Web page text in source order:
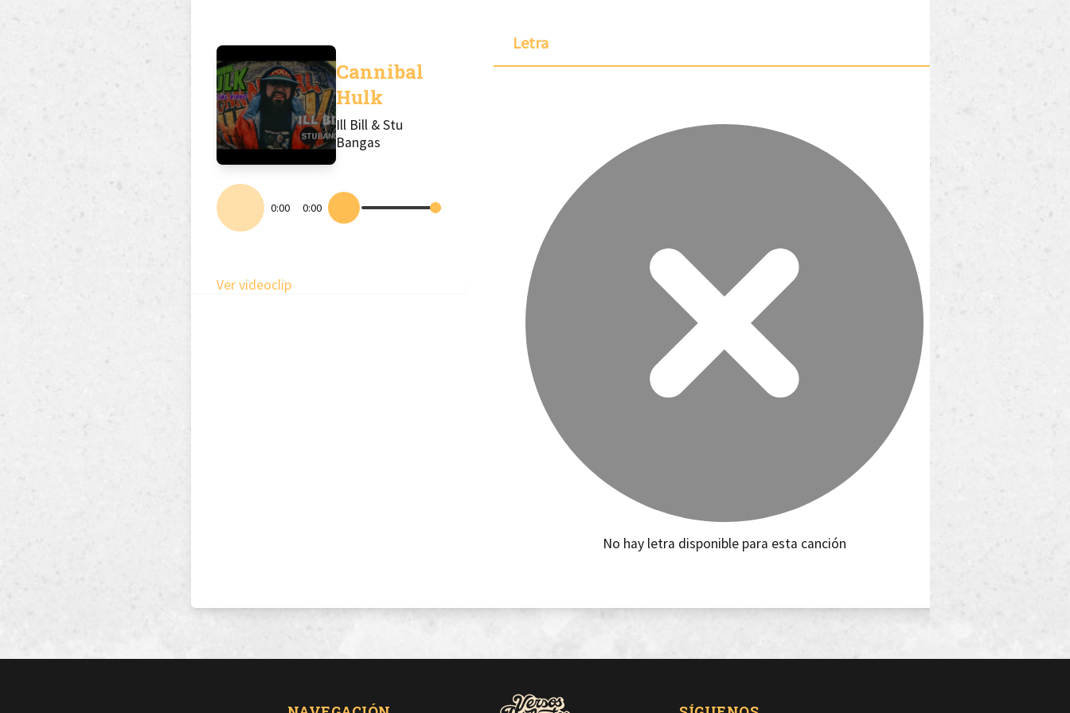
Cannibal
Hulk
Ill Bill & Stu
Bangas
0:00 0:00
Ver videoclip
Letra
No hay letra disponible para esta canción